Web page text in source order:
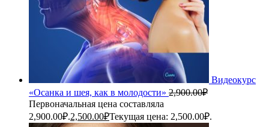
Видеокурс
«Осанка и шея, как в молодости» 2,900.00₽
Первоначальная цена составляла
2,900.00₽.2,500.00₽Текущая цена: 2,500.00₽.